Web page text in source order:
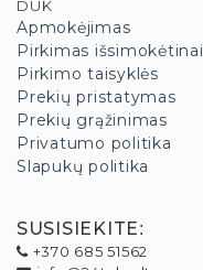
DUK
Apmokėjimas
Pirkimas išsimokėtinai
Pirkimo taisyklės
Prekių pristatymas
Prekių grąžinimas
Privatumo politika
Slapukų politika
SUSISIEKITE:
+370 685 51562